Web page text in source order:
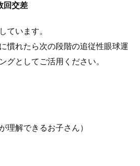
回交差
ています。
慣れたら次の段階の追従性眼球運
グとしてご活用ください。
理解できるお子さん）